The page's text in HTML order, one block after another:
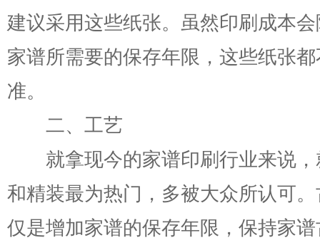
建议采用这些纸张。虽然印刷成本
家谱所需要的保存年限，这些纸张
准。
二、工艺
就拿现今的家谱印刷行业来说，
和精装最为热门，多被大众所认可
仅是增加家谱的保存年限，保持家